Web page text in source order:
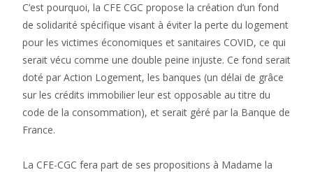
C’est pourquoi, la CFE CGC propose la création d’un fond
de solidarité spécifique visant à éviter la perte du logement
pour les victimes économiques et sanitaires COVID, ce qui
serait vécu comme une double peine injuste. Ce fond serait
doté par Action Logement, les banques (un délai de grâce
sur les crédits immobilier leur est opposable au titre du
code de la consommation), et serait géré par la Banque de
France.
La CFE-CGC fera part de ses propositions à Madame la